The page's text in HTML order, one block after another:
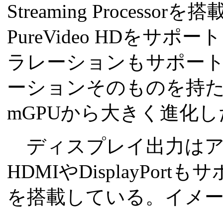
Streaming Processorを
PureVideo HDをサポー
ラレーションもサポー
ーションそのものを持
mGPUから大きく進化
ディスプレイ出力は
HDMIやDisplayPortもサ
を搭載している。イメ